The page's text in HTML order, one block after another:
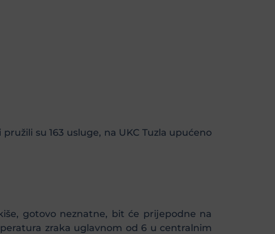
su 163 usluge, na UKC Tuzla upućeno
gotovo neznatne, bit će prijepodne na
zraka uglavnom od 6 u centralnim